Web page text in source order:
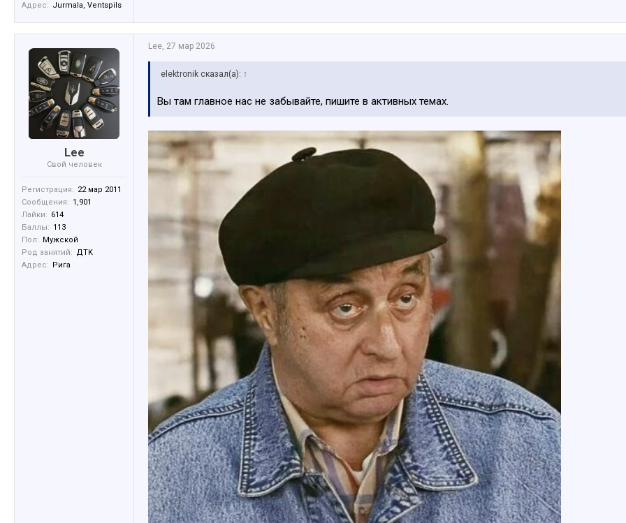
Адрес: Jurmala, Ventspils
Lee
Свой человек
Регистрация: 22 мар 2011
Сообщения: 1,901
Лайки: 614
Баллы: 113
Пол: Мужской
Род занятий: ДTK
Адрес: Рига
Lee, 27 мар 2026
elektronik сказал(а): ↑
Вы там главное нас не забывайте, пишите в активных темах.